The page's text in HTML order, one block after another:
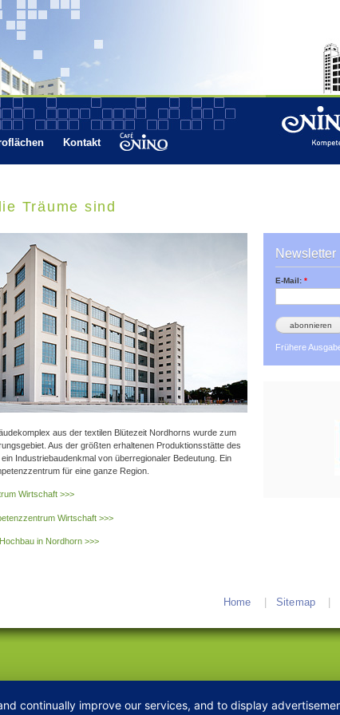
Direkt
Kontakt Café Nino
Träume sind
aus der textilen Blütezeit Nordhorns wurde zum
Aus der größten erhaltenen Produktionsstätte des
Industriebaudenkmal von überregionaler Bedeutung. Ein
für eine ganze Region.
Wirtschaft >>>
Wirtschaft >>>
in Nordhorn >>>
Newsletter
E-Mail: *
Frühere
Home Sitemap
continually improve our services, and to display